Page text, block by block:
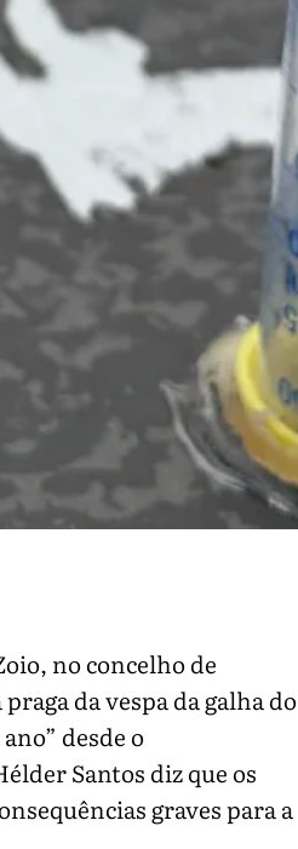
no concelho de
da vespa da galha do
desde o
Santos diz que os
graves para a